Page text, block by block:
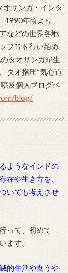
オサンガ・インタ
1990年頃より、
などの世界各地
プ等を行い始め
タオサンガが生
タオ指圧*気心道
及個人ブログペ
blog/
ようなインドの
在や生き方を、
いても考えさせ
って、初めて
ます。
的生活や食うや